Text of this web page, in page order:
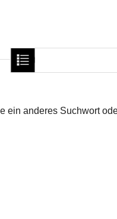
Startseite
ein anderes Suchwort